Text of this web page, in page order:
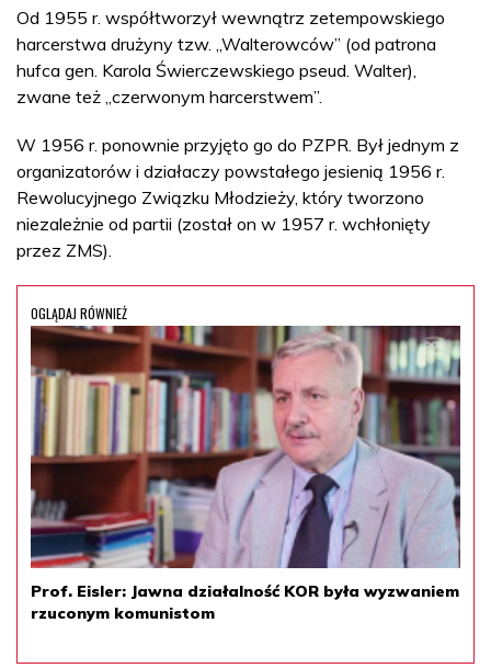
Od 1955 r. współtworzył wewnątrz zetempowskiego
harcerstwa drużyny tzw. „Walterowców” (od patrona
hufca gen. Karola Świerczewskiego pseud. Walter),
zwane też „czerwonym harcerstwem”.
W 1956 r. ponownie przyjęto go do PZPR. Był jednym z
organizatorów i działaczy powstałego jesienią 1956 r.
Rewolucyjnego Związku Młodzieży, który tworzono
niezależnie od partii (został on w 1957 r. wchłonięty
przez ZMS).
OGLĄDAJ RÓWNIEŻ
Prof. Eisler: Jawna działalność KOR była wyzwaniem
rzuconym komunistom